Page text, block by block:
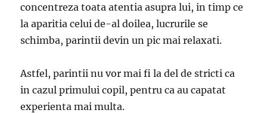
concentreza toata atentia asupra lui, in timp ce
la aparitia celui de-al doilea, lucrurile se
schimba, parintii devin un pic mai relaxati.
Astfel, parintii nu vor mai fi la del de stricti ca
in cazul primului copil, pentru ca au capatat
experienta mai multa.